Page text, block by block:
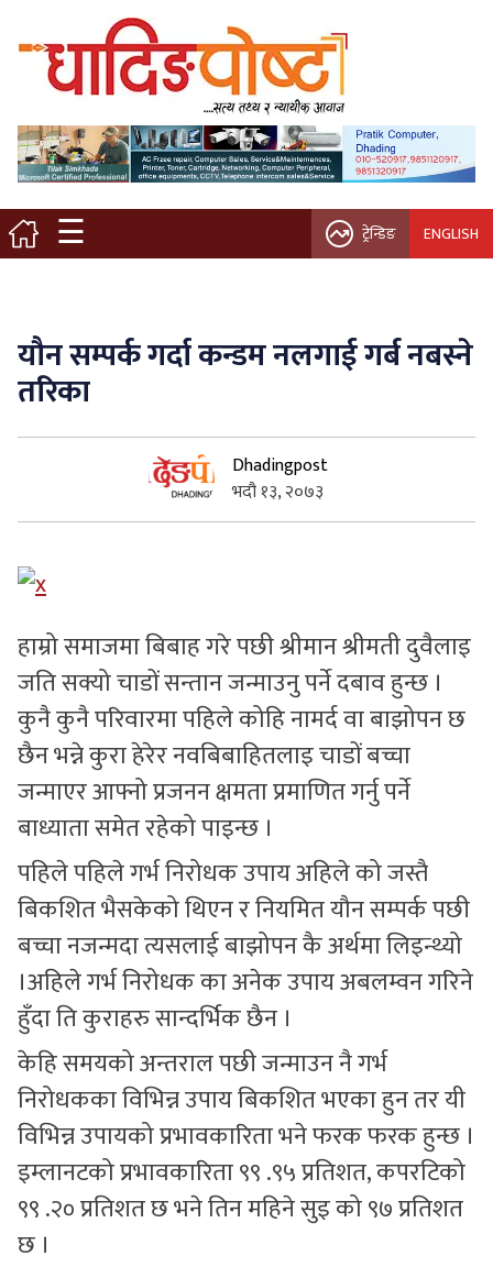
☰
मुख्य पृष्ठ
स्थानीय समाचार
विचार / ब्लग
नगर/गाउँ पालिका
अन्तरवार्ता
कृषि/सहकारी
साहित्य / संस्कृति
सुचनाहरु
स्वास्थ्य
भिडियो
ट्रेन्डिङ ENGLISH
यौन सम्पर्क गर्दा कन्डम नलगाई गर्ब नबस्ने
तरिका
Dhadingpost
भदौ १३, २०७३
हाम्रो समाजमा बिबाह गरे पछी श्रीमान श्रीमती दुवैलाइ
जति सक्यो चाडों सन्तान जन्माउनु पर्ने दबाव हुन्छ ।
कुनै कुनै परिवारमा पहिले कोहि नामर्द वा बाझोपन छ
छैन भन्ने कुरा हेरेर नवबिबाहितलाइ चाडों बच्चा
जन्माएर आफ्नो प्रजनन क्षमता प्रमाणित गर्नु पर्ने
बाध्याता समेत रहेको पाइन्छ ।
पहिले पहिले गर्भ निरोधक उपाय अहिले को जस्तै
बिकशित भैसकेको थिएन र नियमित यौन सम्पर्क पछी
बच्चा नजन्मदा त्यसलाई बाझोपन कै अर्थमा लिइन्थ्यो
।अहिले गर्भ निरोधक का अनेक उपाय अबलम्वन गरिने
हुँदा ति कुराहरु सान्दर्भिक छैन ।
केहि समयको अन्तराल पछी जन्माउन नै गर्भ
निरोधकका विभिन्न उपाय बिकशित भएका हुन तर यी
विभिन्न उपायको प्रभावकारिता भने फरक फरक हुन्छ ।
इम्लानटको प्रभावकारिता ९९ .९५ प्रतिशत, कपरटिको
९९ .२० प्रतिशत छ भने तिन महिने सुइ को ९७ प्रतिशत
छ ।